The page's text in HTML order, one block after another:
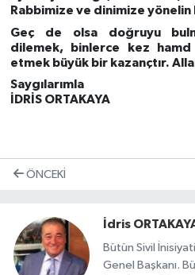
Rabbimize ve dinimize yönelin
Geç de olsa doğruyu
dilemek, binlerce kez
etmek büyük bir kazançtır.
Saygılarımla
İDRİS ORTAKAYA
ÖNCEKI
İdris
Bütün Sivil
Genel Başkanı.